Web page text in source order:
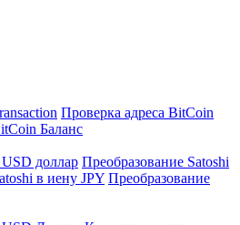
Проверка адреса BitCoin
Баланс
доллар Преобразование Satoshi
в иену JPY Преобразование